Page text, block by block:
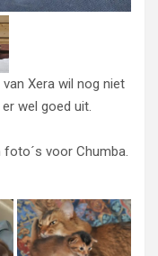
Xera wil nog niet
wel goed uit.
voor Chumba.